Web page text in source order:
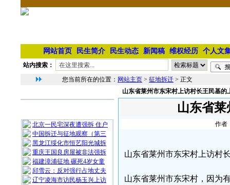
网站首页 民生简介 民生动态 新闻稿 维权经历 个人文
站内搜索：
您当前所在的位置： 网站主页 > 征地拆迁 > 正文
北京一民宅深夜遭强拆 住户
中国拆迁与征地观察（第三
黑龙江绥化市恒艺阳光城拆
重庆王国良房屋被非法强拆
福建漳浦征地 碾死4岁女童
邱雪云：反对强行占地丈夫
辽宁凌海市访民杨玉兴上访
山东省莱州市东宋村上访村长王民基的
山东省
作者
山东省莱州市东宋村上访村
山东省莱州市东宋村，因为